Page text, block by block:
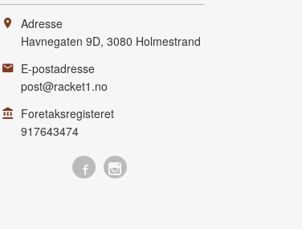
Adresse
Havnegaten 9D, 3080 Holmestrand
E-postadresse
post@racket1.no
Foretaksregisteret
917643474